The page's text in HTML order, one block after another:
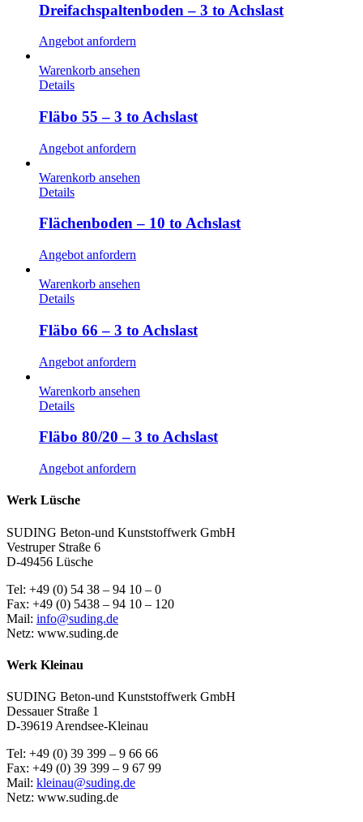
Dreifachspaltenboden – 3 to Achslast
Angebot anfordern
Warenkorb ansehen
Details
Fläbo 55 – 3 to Achslast
Angebot anfordern
Warenkorb ansehen
Details
Flächenboden – 10 to Achslast
Angebot anfordern
Warenkorb ansehen
Details
Fläbo 66 – 3 to Achslast
Angebot anfordern
Warenkorb ansehen
Details
Fläbo 80/20 – 3 to Achslast
Angebot anfordern
Werk Lüsche
SUDING Beton-und Kunststoffwerk GmbH
Vestruper Straße 6
D-49456 Lüsche
Tel: +49 (0) 54 38 – 94 10 – 0
Fax: +49 (0) 5438 – 94 10 – 120
Mail: info@suding.de
Netz: www.suding.de
Werk Kleinau
SUDING Beton-und Kunststoffwerk GmbH
Dessauer Straße 1
D-39619 Arendsee-Kleinau
Tel: +49 (0) 39 399 – 9 66 66
Fax: +49 (0) 39 399 – 9 67 99
Mail: kleinau@suding.de
Netz: www.suding.de